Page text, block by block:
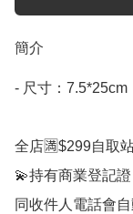
簡介
- 尺寸：7.5*25cm
全店🈵$299自取
💫持有商業登記證
同收件人電話會